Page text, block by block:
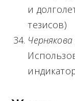
и
тезисов)